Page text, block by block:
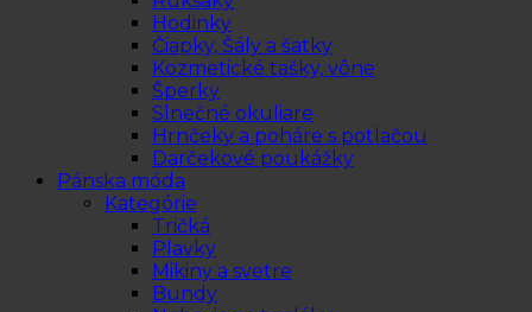
Hodinky
Čiapky, Šály a šatky
Kozmetické tašky, vône
Šperky
Slnečné okuliare
Hrnčeky a poháre s potlačou
Darčekové poukážky
Pánska móda
Kategórie
Tričká
Plavky
Mikiny a svetre
Bundy